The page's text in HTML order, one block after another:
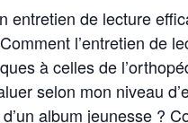
entretien de lecture
l’entretien de
à celles de
selon mon niveau
album jeunesse ?